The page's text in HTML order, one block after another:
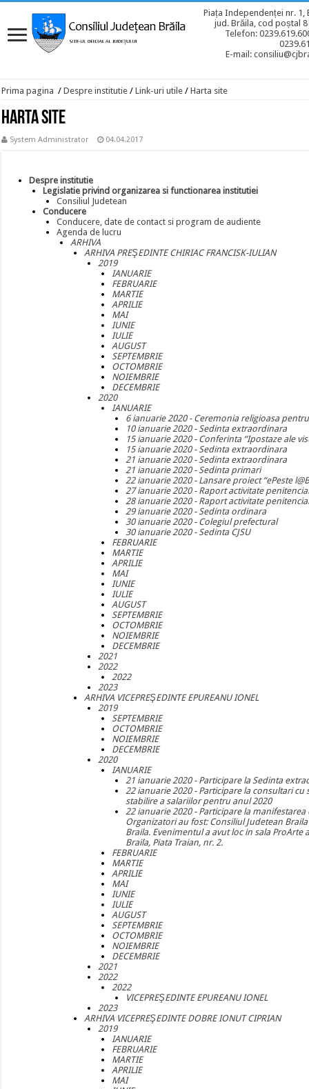
Piața Independenței nr. 1,
jud. Brăila, cod poștal
Telefon:
E-mail:
Prima pagina / Despre institutie / Link-uri utile / Harta site
Harta site
System Administrator 04.04.2017
Despre institutie
Legislatie privind organizarea si functionarea institutiei
Consiliul Judetean
Conducere
Conducere, date de contact si program de audiente
Agenda de lucru
ARHIVA
ARHIVA PREŞEDINTE CHIRIAC FRANCISK-IULIAN
2019
IANUARIE
FEBRUARIE
MARTIE
APRILIE
MAI
IUNIE
IULIE
AUGUST
SEPTEMBRIE
OCTOMBRIE
NOIEMBRIE
DECEMBRIE
2020
IANUARIE
6 ianuarie 2020 - Ceremonia religioasa
10 ianuarie 2020 - Sedinta extraordinara
15 ianuarie 2020 - Conferinta “Ipostaze ale
15 ianuarie 2020 - Sedinta extraordinara
21 ianuarie 2020 - Sedinta extraordinara
21 ianuarie 2020 - Sedinta primari
22 ianuarie 2020 - Lansare proiect “ePeste
27 ianuarie 2020 - Raport activitate
28 ianuarie 2020 - Raport activitate
29 ianuarie 2020 - Sedinta ordinara
30 ianuarie 2020 - Colegiul prefectural
30 ianuarie 2020 - Sedinta CJSU
FEBRUARIE
MARTIE
APRILIE
MAI
IUNIE
IULIE
AUGUST
SEPTEMBRIE
OCTOMBRIE
NOIEMBRIE
DECEMBRIE
2021
2022
2022
2023
ARHIVA VICEPREŞEDINTE EPUREANU IONEL
2019
SEPTEMBRIE
OCTOMBRIE
NOIEMBRIE
DECEMBRIE
2020
IANUARIE
21 ianuarie 2020 - Participare la Sedinta
22 ianuarie 2020 - Participare la consultari
stabilire a salariilor pentru anul 2020
22 ianuarie 2020 - Participare la
Organizatori au fost: Consiliul Judetean
Braila. Evenimentul a avut loc in sala
Braila, Piata Traian, nr. 2.
FEBRUARIE
MARTIE
APRILIE
MAI
IUNIE
IULIE
AUGUST
SEPTEMBRIE
OCTOMBRIE
NOIEMBRIE
DECEMBRIE
2021
2022
2022
VICEPREŞEDINTE EPUREANU IONEL
2023
ARHIVA VICEPREŞEDINTE DOBRE IONUT CIPRIAN
2019
IANUARIE
FEBRUARIE
MARTIE
APRILIE
MAI